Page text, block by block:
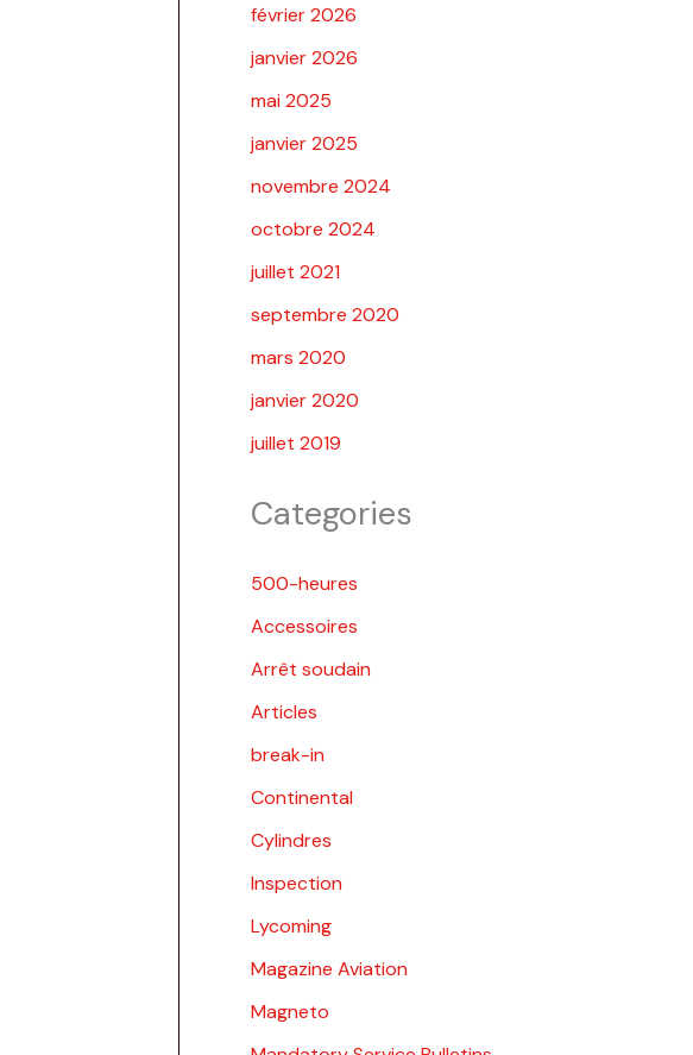
février 2026
janvier 2026
mai 2025
janvier 2025
novembre 2024
octobre 2024
juillet 2021
septembre 2020
mars 2020
janvier 2020
juillet 2019
Categories
500-heures
Accessoires
Arrêt soudain
Articles
break-in
Continental
Cylindres
Inspection
Lycoming
Magazine Aviation
Magneto